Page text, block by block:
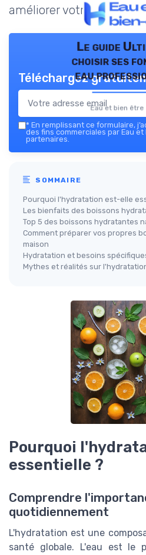
améliorer votre bien-
Le guide
choisir ses
eau
Eau et bien être
Téléchargez
* En remplissant ce formulaire,
des fins commerciales par Eau
partenaires.
SOMMAIRE
Pourquoi l'hydratation est-elle
Les bienfaits des boissons
Top 5 des boissons hydratantes
Comment préparer vos propres
maison
Hydratation et besoins
Mythes et réalités sur
Pourquoi
essentielle ?
Comprendre
quotidiennement
L'hydratation est une
santé globale. L'eau est le